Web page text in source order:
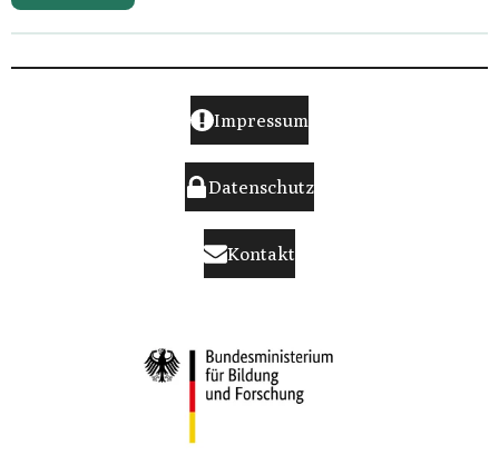
Impressum
Datenschutz
Kontakt